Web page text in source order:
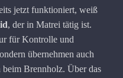
jetzt funktioniert, weiß
, der in Matrei tätig ist.
für Kontrolle und
übernehmen auch
Brennholz. Über das